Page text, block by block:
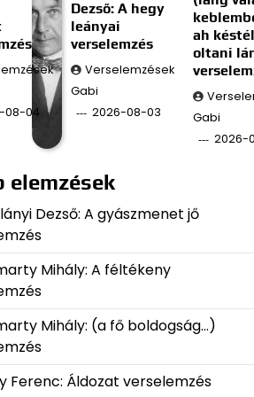
08-04
Dezső: A hegy
leányai
verselemzés
Verselemzések
Gabi
2026-08-03
ah késtél
oltani
Gabi
2026-
elemzések
Dezső: A gyászmenet jő
Mihály: A féltékeny
Mihály: (a fő boldogság…)
Ferenc: Áldozat verselemzés